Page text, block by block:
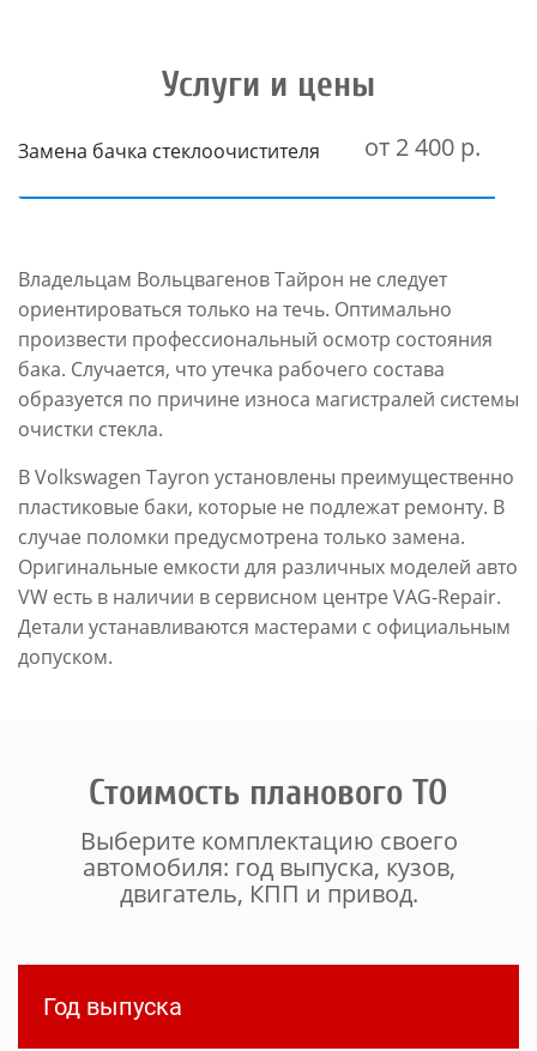
Услуги и цены
Замена бачка стеклоочистителя от 2 400 р.
Владельцам Вольцвагенов Тайрон не следует
ориентироваться только на течь. Оптимально
произвести профессиональный осмотр состояния
бака. Случается, что утечка рабочего состава
образуется по причине износа магистралей системы
очистки стекла.
В Volkswagen Tayron установлены преимущественно
пластиковые баки, которые не подлежат ремонту. В
случае поломки предусмотрена только замена.
Оригинальные емкости для различных моделей авто
VW есть в наличии в сервисном центре VAG-Repair.
Детали устанавливаются мастерами с официальным
допуском.
Стоимость планового ТО
Выберите комплектацию своего
автомобиля: год выпуска, кузов,
двигатель, КПП и привод.
Год выпуска